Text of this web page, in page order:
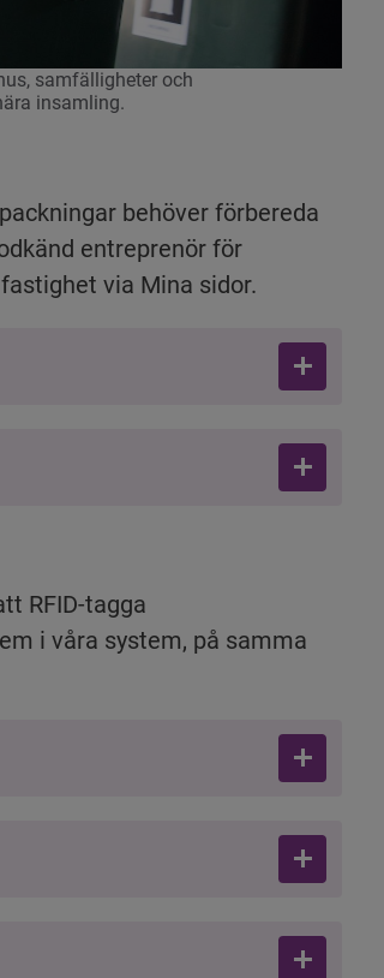
samfälligheter och
insamling.
behöver förbereda
entreprenör för
via Mina sidor.
RFID-tagga
i våra system, på samma